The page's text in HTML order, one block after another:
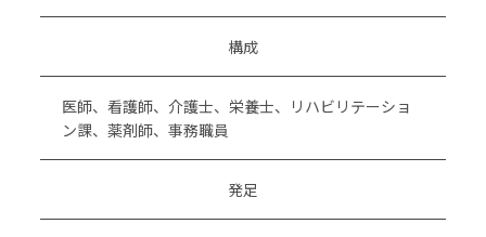
構成
医師、看護師、介護士、栄養士、リハビリテーショ
ン課、薬剤師、事務職員
発足